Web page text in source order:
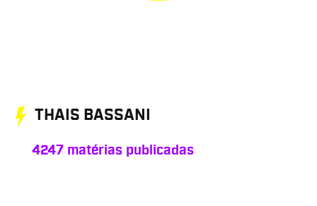
THAIS BASSANI
4247 matérias publicadas